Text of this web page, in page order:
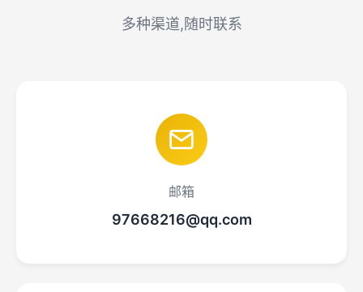
多种渠道,随时联系
邮箱
97668216@qq.com